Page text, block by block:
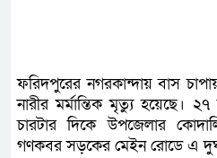
ফরিদপুরের নগরকান্দায় বাস
নারীর মর্মান্তিক মৃত্যু হয়েছে।
চারটার দিকে উপজেলার
গণকবর সড়কের মেইন রোডে এ